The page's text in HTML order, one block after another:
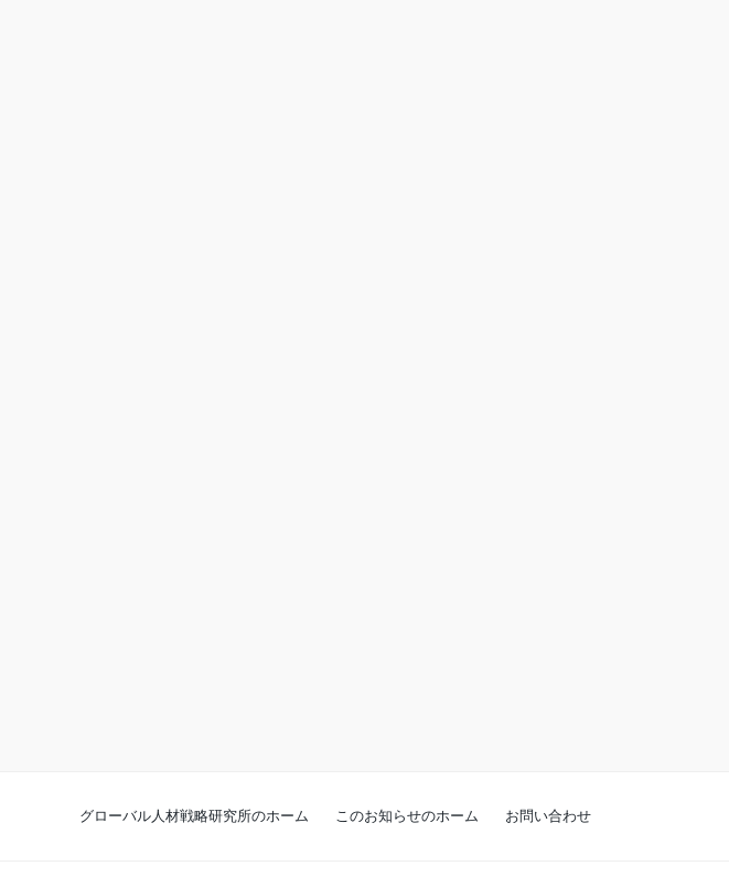
グローバル人材戦略研究所のホーム このお知らせのホーム お問い合わせ